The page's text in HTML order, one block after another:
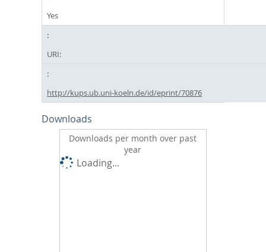
Yes
URI:
http://kups.ub.uni-koeln.de/id/eprint/70876
Downloads
Downloads per month over past
year
Loading...